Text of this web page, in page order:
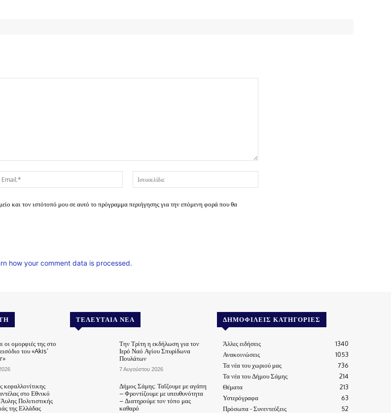
Email:*
και τον ιστότοπό μου σε αυτό το πρόγραμμα περιήγησης για την επόμενη φορά που θα
how your comment data is processed.
ομορφιές της στο
του «Akis’
κεφαλλονίτικης
στο Εθνικό
Πολιτιστικής
της Ελλάδας
ΤΕΛΕΥΤΑΊΑ ΝΈΑ
Την Τρίτη η εκδήλωση για τον
Ιερό Ναό Αγίου Σπυρίδωνα
Πουλάτων
7 Αυγούστου 2026
Δήμος Σάμης: Ταΐζουμε με αγάπη
– Φροντίζουμε με υπευθυνότητα
– Διατηρούμε τον τόπο μας
καθαρό
ΔΗΜΟΦΙΛΕΊΣ ΚΑΤΗΓΟΡΊΕΣ
Άλλες ειδήσεις
1340
Ανακοινώσεις
1053
Τα νέα του χωριού μας
736
Τα νέα του Δήμου Σάμης
214
Θέματα
213
Υστερόγραφα
63
Πρόσωπα - Συνεντεύξεις
52